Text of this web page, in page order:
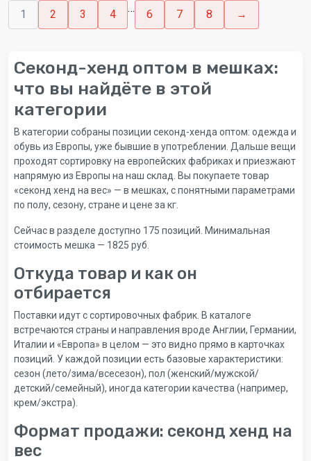
1 2 3 4 … 6 7 8 →
Секонд-хенд оптом в мешках:
что вы найдёте в этой
категории
В категории собраны позиции секонд-хенда оптом: одежда и
обувь из Европы, уже бывшие в употреблении. Дальше вещи
проходят сортировку на европейских фабриках и приезжают
напрямую из Европы на наш склад. Вы покупаете товар
«секонд хенд на вес» — в мешках, с понятными параметрами
по полу, сезону, стране и цене за кг.
Сейчас в разделе доступно 175 позиций. Минимальная
стоимость мешка — 1825 руб.
Откуда товар и как он
отбирается
Поставки идут с сортировочных фабрик. В каталоге
встречаются страны и направления вроде Англии, Германии,
Италии и «Европа» в целом — это видно прямо в карточках
позиций. У каждой позиции есть базовые характеристики:
сезон (лето/зима/всесезон), пол (женский/мужской/
детский/семейный), иногда категории качества (например,
крем/экстра).
Формат продажи: секонд хенд на
вес